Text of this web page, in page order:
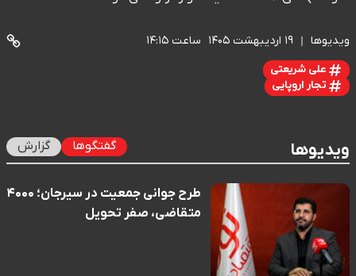
ویدیوها ۱۹ اردیبهشت ۱۴۰۵ ساعت ۱۴:۱۵
علی شریعتی
تجار اروپایی
ویدیوها گفتگوها گزارش
طرح جوانی جمعیت در سیرجان؛ ۴۰۰۰
متقاضی، صفر تحویل